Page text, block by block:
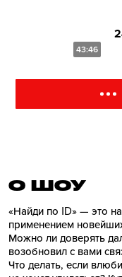
43:46
О ШОУ
«Найди по ID» — это
применением
Можно ли доверять
возобновил с вами
Что делать, если